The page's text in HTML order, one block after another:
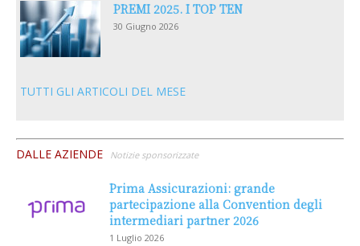
PREMI 2025. I TOP TEN
30 Giugno 2026
TUTTI GLI ARTICOLI DEL MESE
DALLE AZIENDE Notizie sponsorizzate
Prima Assicurazioni: grande
partecipazione alla Convention degli
intermediari partner 2026
1 Luglio 2026